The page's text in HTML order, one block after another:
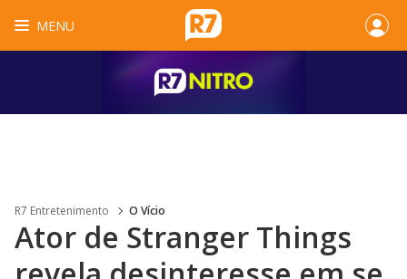
MENU
R7 Entretenimento O Vício
Ator de Stranger Things